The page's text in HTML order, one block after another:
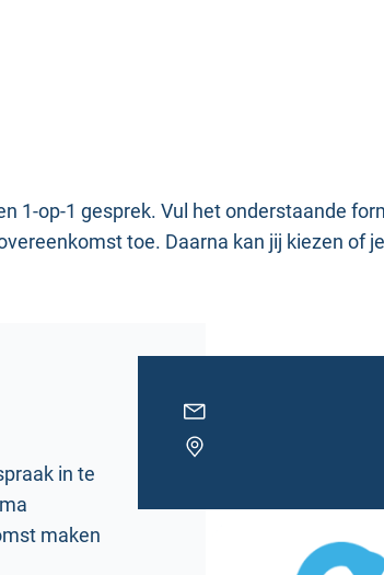
1-op-1 gesprek. Vul het onderstaande
toe. Daarna kan jij kiezen of
in te
maken